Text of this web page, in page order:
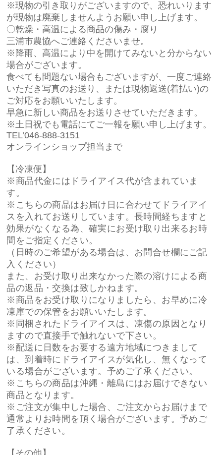
※現物の引き取りがございますので、恐れいります
が現物は廃棄しませんようお願い申し上げます。
〇乾燥・高温による商品の傷み・腐り
三浦市農協へご連絡くださいませ。
※降雨、高温により中を開けてみないと分からない
場合がございます。
食べても問題ない場合もございますが、一度ご連絡
いただき写真のお送り、または現物返送(着払い)の
ご対応をお願いいたします。
早急に新しい商品をお送りさせていただきます。
※土日祝でも電話にてご一報を願い申し上げます。
TEL’046-888-3151
オンラインショップ担当まで
【冷凍便】
※商品代金にはドライアイス代が含まれていま
す。
※こちらの商品はお届け日に合わせてドライアイ
スを入れてお送りしています。長時間経ちますと
効果がなくなる為、確実にお受け取り出来るお時
間をご指定ください。
（日時のご希望がある場合は、お問合せ欄にご記
入ください ）
また、お受け取り出来なかった際の溶けによる商
品の返品・交換は致しかねます。
※商品をお受け取りになりましたら、お早めに冷
凍庫での保管をお願いいたします。
※同梱されたドライアイスは、凍傷の原因となり
ますので直接手で触れないで下さい。
※配送に日数をお要する遠方地域につきまして
は、到着時にドライアイスが気化し、無くなって
いる場合がございます。予めご了承ください。
※こちらの商品は沖縄・離島にはお届けできない
商品となります。
※ご注文が集中した場合、ご注文からお届けまで
通常よりお時間を頂く場合がございます。予めご
了承ください。
【その他】